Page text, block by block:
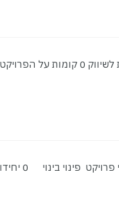
סטטוס: בתכנון הכרמל 1-2 | לוד סטטוס: בתכנון פרויקט קומבינציה 0 יחידות דיור 0 יחידות לשיווק 0 קומות על
סטטוס: תכנון ראשוני הורוביץ 1-3 - ז׳בוטינסקי 9-11 | ראשון לציון סטטוס: